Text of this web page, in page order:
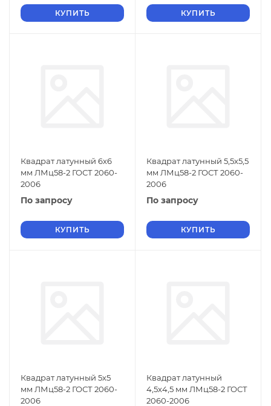
КУПИТЬ КУПИТЬ
Квадрат латунный 6х6
мм ЛМц58-2 ГОСТ 2060-
2006
По запросу
КУПИТЬ
Квадрат латунный 5,5х5,5
мм ЛМц58-2 ГОСТ 2060-
2006
По запросу
КУПИТЬ
Квадрат латунный 5х5
мм ЛМц58-2 ГОСТ 2060-
2006
Квадрат латунный
4,5х4,5 мм ЛМц58-2 ГОСТ
2060-2006